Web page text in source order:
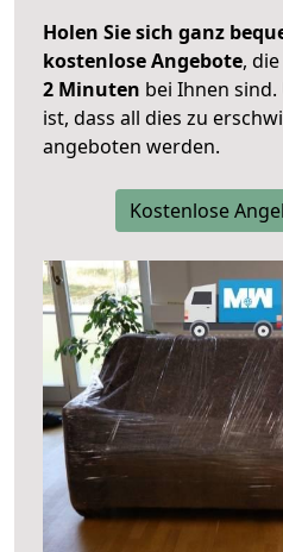
Holen Sie sich ganz
kostenlose Angebote,
2 Minuten bei Ihnen
ist, dass all dies zu
angeboten werden.
Kostenlose